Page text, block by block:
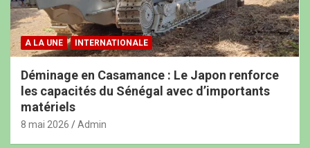
A LA UNE INTERNATIONALE
Déminage en Casamance : Le Japon renforce
les capacités du Sénégal avec d’importants
matériels
8 mai 2026 Admin